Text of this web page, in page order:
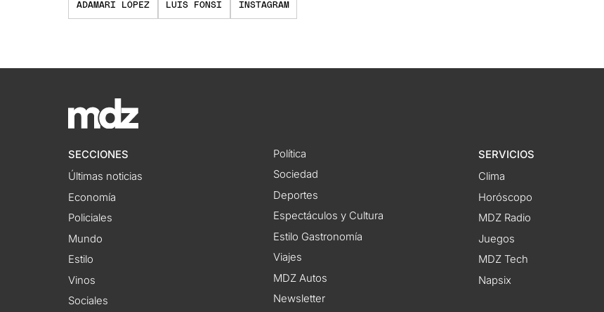
ADAMARI LÓPEZ LUIS FONSI INSTAGRAM
SECCIONES
Últimas noticias
Economía
Policiales
Mundo
Estilo
Vinos
Sociales
Política
Sociedad
Deportes
Espectáculos y Cultura
Estilo Gastronomía
Viajes
MDZ Autos
Newsletter
SERVICIOS
Clima
Horóscopo
MDZ Radio
Juegos
MDZ Tech
Napsix